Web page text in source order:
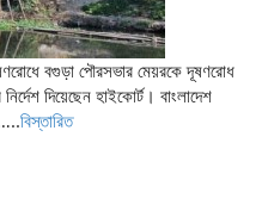
বগুড়া পৌরসভার মেয়রকে দূষণরোধ
দিয়েছেন হাইকোর্ট। বাংলাদেশ
বিস্তারিত